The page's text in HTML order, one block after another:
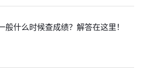
什么时候查成绩？解答在这里！